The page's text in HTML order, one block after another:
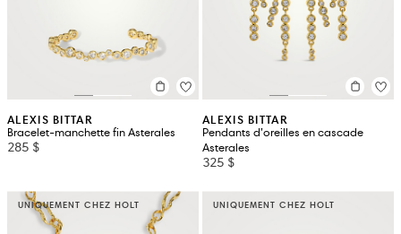
ALEXIS BITTAR
Bracelet-manchette fin Asterales
285 $
ALEXIS BITTAR
Pendants d’oreilles en cascade
Asterales
325 $
UNIQUEMENT CHEZ HOLT UNIQUEMENT CHEZ HOLT